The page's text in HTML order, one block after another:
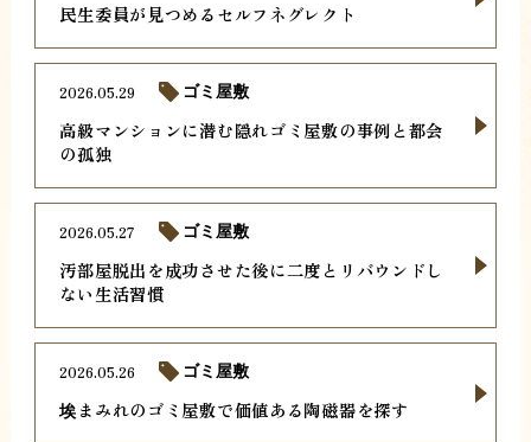
民生委員が見つめるセルフネグレクト
高級マンションに潜む隠れゴミ屋敷の事例と都会
の孤独
2026.05.29 ゴミ屋敷
汚部屋脱出を成功させた後に二度とリバウンドし
ない生活習慣
2026.05.27 ゴミ屋敷
埃まみれのゴミ屋敷で価値ある陶磁器を探す
2026.05.26 ゴミ屋敷